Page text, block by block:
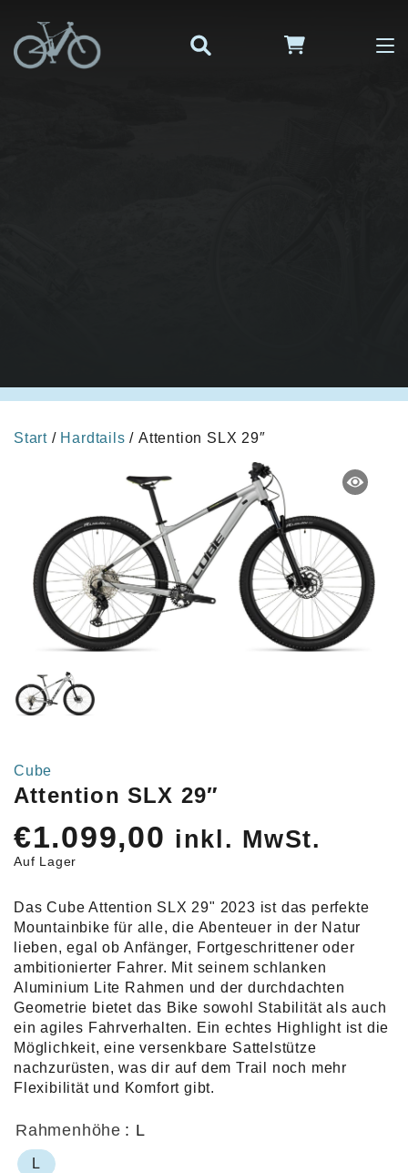
Start / Hardtails / Attention SLX 29″
Cube
Attention SLX 29″
€1.099,00 inkl. MwSt.
Auf Lager
Das Cube Attention SLX 29" 2023 ist das perfekte
Mountainbike für alle, die Abenteuer in der Natur
lieben, egal ob Anfänger, Fortgeschrittener oder
ambitionierter Fahrer. Mit seinem schlanken
Aluminium Lite Rahmen und der durchdachten
Geometrie bietet das Bike sowohl Stabilität als auch
ein agiles Fahrverhalten. Ein echtes Highlight ist die
Möglichkeit, eine versenkbare Sattelstütze
nachzurüsten, was dir auf dem Trail noch mehr
Flexibilität und Komfort gibt.
Rahmenhöhe : L
L